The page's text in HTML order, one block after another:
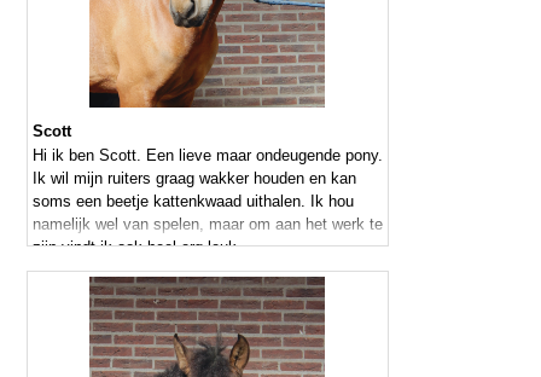
Scott
Hi ik ben Scott. Een lieve maar ondeugende pony.
Ik wil mijn ruiters graag wakker houden en kan
soms een beetje kattenkwaad uithalen. Ik hou
namelijk wel van spelen, maar om aan het werk te
zijn vindt ik ook heel erg leuk.